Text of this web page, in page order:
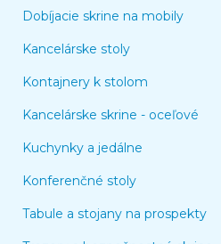
Dobíjacie skrine na mobily
Kancelárske stoly
Kontajnery k stolom
Kancelárske skrine - oceľové
Kuchynky a jedálne
Konferenčné stoly
Tabule a stojany na prospekty